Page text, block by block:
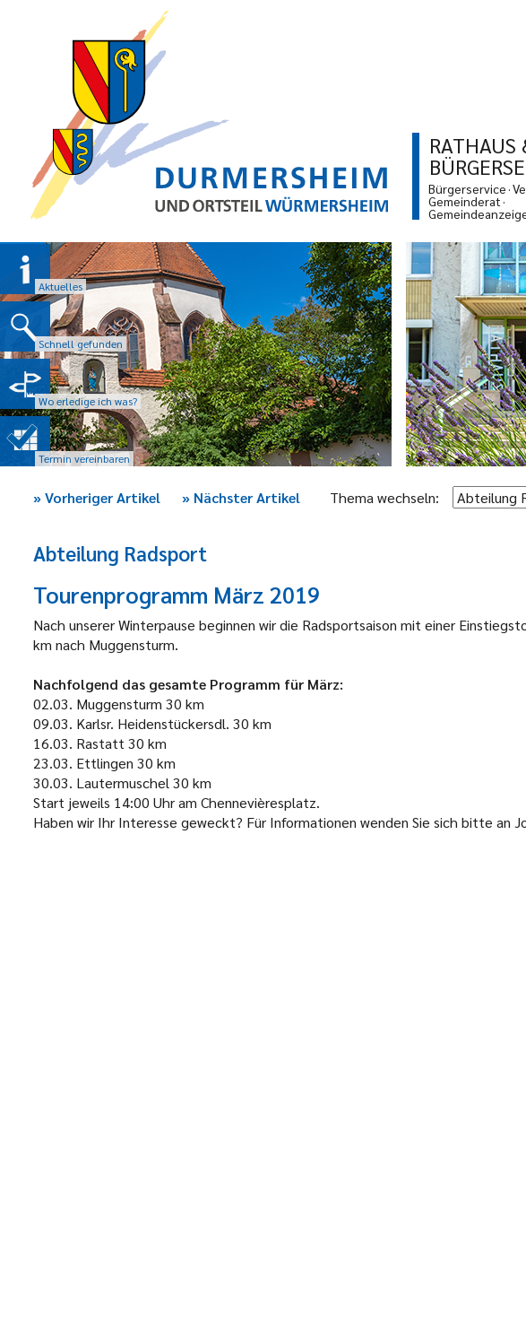
RATHAUS
Bürgerservice
Gemeinderat
Aktuelles
Schnell gefunden
Wo erledige ich was?
Termin vereinbaren
»Vorheriger Artikel » Nächster Artikel Thema wechseln:
Abteilung Radsport
Tourenprogramm März 2019
Nach unserer Winterpause beginnen wir die Radsportsaison mit einer
km nach Muggensturm.
Nachfolgend das gesamte Programm für März:
02.03. Muggensturm 30 km
09.03. Karlsr. Heidenstückersdl. 30 km
16.03. Rastatt 30 km
23.03. Ettlingen 30 km
30.03. Lautermuschel 30 km
Start jeweils 14:00 Uhr am Chennevièresplatz.
Haben wir Ihr Interesse geweckt? Für Informationen wenden Sie sich bitte an